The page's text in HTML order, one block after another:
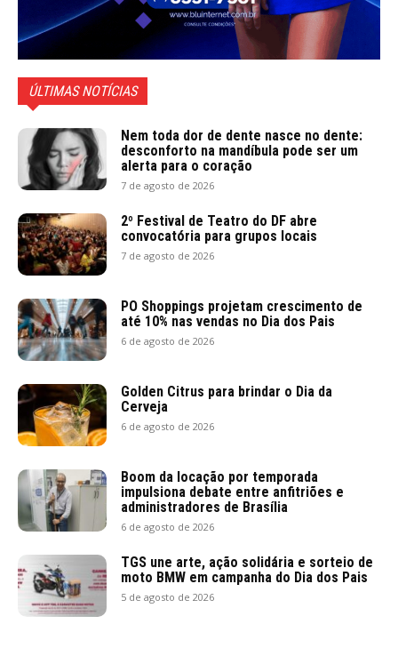
ÚLTIMAS NOTÍCIAS
Nem toda dor de dente nasce no dente:
desconforto na mandíbula pode ser um
alerta para o coração
7 de agosto de 2026
2º Festival de Teatro do DF abre
convocatória para grupos locais
7 de agosto de 2026
PO Shoppings projetam crescimento de
até 10% nas vendas no Dia dos Pais
6 de agosto de 2026
Golden Citrus para brindar o Dia da
Cerveja
6 de agosto de 2026
Boom da locação por temporada
impulsiona debate entre anfitriões e
administradores de Brasília
6 de agosto de 2026
TGS une arte, ação solidária e sorteio de
moto BMW em campanha do Dia dos Pais
5 de agosto de 2026